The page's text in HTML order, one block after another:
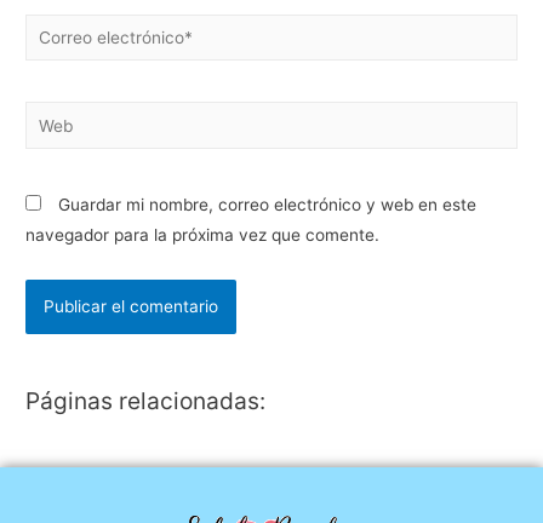
Guardar mi nombre, correo electrónico y web en este
navegador para la próxima vez que comente.
Páginas relacionadas: